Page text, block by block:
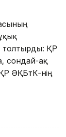
толтырды: ҚР
сондай-ақ
ӘҚБтК-нің